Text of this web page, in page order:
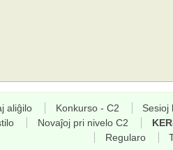
aliĝilo Konkurso - C2 Sesioj
Novaĵoj pri nivelo C2
Regularo